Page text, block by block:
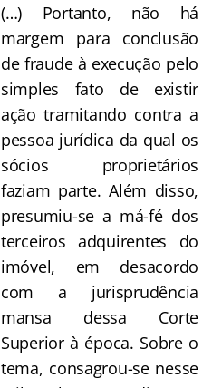
(…) Portanto, não há
margem para conclusão
de fraude à execução pelo
simples fato de existir
ação tramitando contra a
pessoa jurídica da qual os
sócios proprietários
faziam parte. Além disso,
presumiu-se a má-fé dos
terceiros adquirentes do
imóvel, em desacordo
com a jurisprudência
mansa dessa Corte
Superior à época. Sobre o
tema, consagrou-se nesse